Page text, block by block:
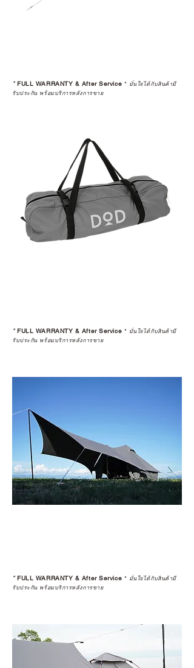
*FULL WARRANTY & After Service * มั่นใจได้กับสินค้ามี
รับประกัน พร้อมบริการหลังการขาย
*FULL WARRANTY & After Service * มั่นใจได้กับสินค้ามี
รับประกัน พร้อมบริการหลังการขาย
*FULL WARRANTY & After Service * มั่นใจได้กับสินค้ามี
รับประกัน พร้อมบริการหลังการขาย